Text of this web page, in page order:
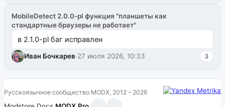
MobileDetect 2.0.0-pl функция "планшеты как
стандартные браузеры не работает"
в 2.1.0-pl баг исправлен
Иван Бочкарев·27 июля 2026, 10:33 3
Русскоязычное сообщество MODX, 2012 – 2026